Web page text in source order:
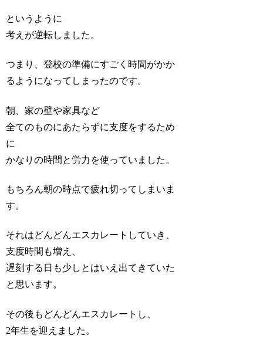
というように
考えが逆転しました。
つまり、登校の準備にすごく時間がかか
るようになってしまったのです。
朝、家の壁や家具など
全てのものにあたらずに支度をするため
に
かなりの時間と労力を使っていました。
もちろん朝の時点で疲れ切ってしまいま
す。
それはどんどんエスカレートしていき、
支度時間も増え、
遅刻する日も少しとはいえ出てきていた
と思います。
その後もどんどんエスカレートし、
2年生を迎えました。